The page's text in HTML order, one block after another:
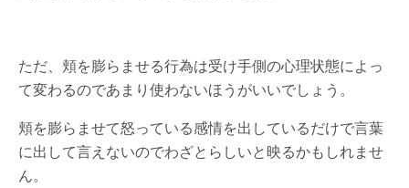
ただ、頬を膨らませる行為は受け手側の心理状態によっ
て変わるのであまり使わないほうがいいでしょう。
頬を膨らませて怒っている感情を出しているだけで言葉
に出して言えないのでわざとらしいと映るかもしれませ
ん。